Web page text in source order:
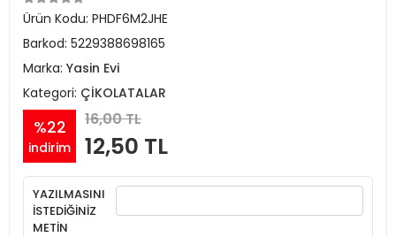
Ürün Kodu: PHDF6M2JHE
Barkod: 5229388698165
Marka: Yasin Evi
Kategori: ÇİKOLATALAR
%22
indirim
16,00 TL
12,50 TL
YAZILMASINI
İSTEDİĞİNİZ
METİN